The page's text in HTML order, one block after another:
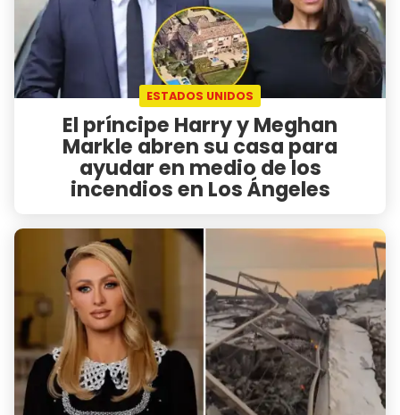
ESTADOS UNIDOS
El príncipe Harry y Meghan
Markle abren su casa para
ayudar en medio de los
incendios en Los Ángeles